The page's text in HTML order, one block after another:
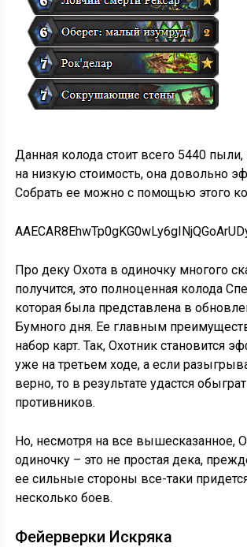
Данная колода стоит всего 5440 пыли,
на низкую стоимость, она довольно
Собрать ее можно с помощью этого
Про деку Охота в одиночку многого
получится, это полноценная колода
которая была представлена в
Бумного дня. Ее главным
набор карт. Так, Охотник становится
уже на третьем ходе, а если
верно, то в результате удастся
противников.
Но, несмотря на все вышесказанное,
одиночку – это не простая дека,
ее сильные стороны все-таки
несколько боев.
Фейерверки Искряка